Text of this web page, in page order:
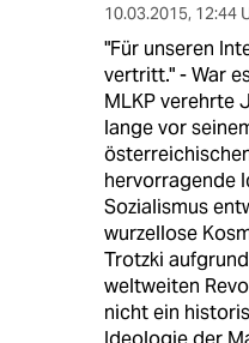
10.03.2015, 12:44
"Für unseren
vertritt." - War
MLKP verehrte
lange vor
hervorragende
Sozialismus
wurzellose
Trotzki
weltweiten
nicht ein